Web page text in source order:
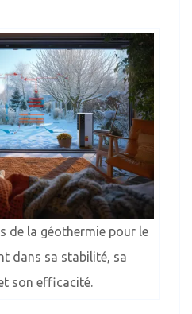
de la géothermie pour le
dans sa stabilité, sa
son efficacité.